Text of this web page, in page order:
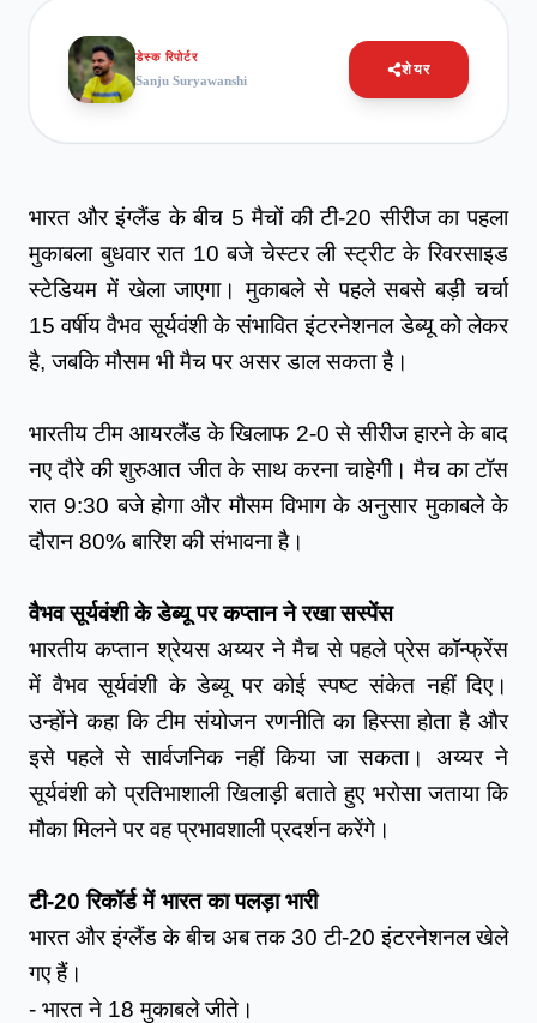
डेस्क रिपोर्टर
Sanju Suryawanshi
शेयर
भारत और इंग्लैंड के बीच 5 मैचों की टी-20 सीरीज का पहला
मुकाबला बुधवार रात 10 बजे चेस्टर ली स्ट्रीट के रिवरसाइड
स्टेडियम में खेला जाएगा। मुकाबले से पहले सबसे बड़ी चर्चा
15 वर्षीय वैभव सूर्यवंशी के संभावित इंटरनेशनल डेब्यू को लेकर
है, जबकि मौसम भी मैच पर असर डाल सकता है।
भारतीय टीम आयरलैंड के खिलाफ 2-0 से सीरीज हारने के बाद
नए दौरे की शुरुआत जीत के साथ करना चाहेगी। मैच का टॉस
रात 9:30 बजे होगा और मौसम विभाग के अनुसार मुकाबले के
दौरान 80% बारिश की संभावना है।
वैभव सूर्यवंशी के डेब्यू पर कप्तान ने रखा सस्पेंस
भारतीय कप्तान श्रेयस अय्यर ने मैच से पहले प्रेस कॉन्फ्रेंस
में वैभव सूर्यवंशी के डेब्यू पर कोई स्पष्ट संकेत नहीं दिए।
उन्होंने कहा कि टीम संयोजन रणनीति का हिस्सा होता है और
इसे पहले से सार्वजनिक नहीं किया जा सकता। अय्यर ने
सूर्यवंशी को प्रतिभाशाली खिलाड़ी बताते हुए भरोसा जताया कि
मौका मिलने पर वह प्रभावशाली प्रदर्शन करेंगे।
टी-20 रिकॉर्ड में भारत का पलड़ा भारी
भारत और इंग्लैंड के बीच अब तक 30 टी-20 इंटरनेशनल खेले
गए हैं।
- भारत ने 18 मुकाबले जीते।